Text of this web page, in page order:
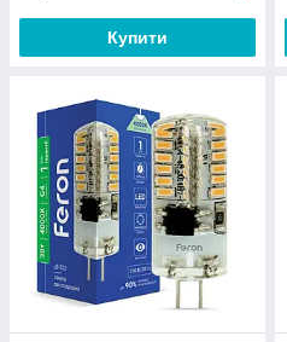
Купити